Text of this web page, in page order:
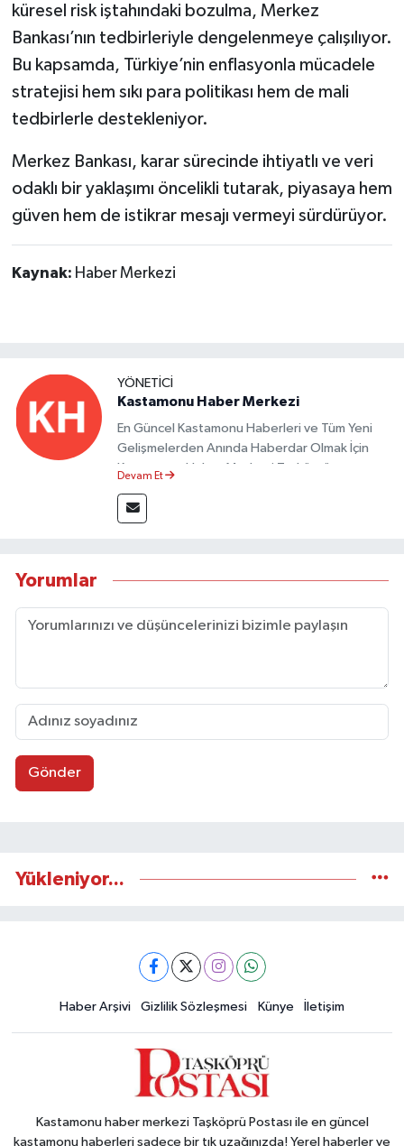
küresel risk iştahındaki bozulma, Merkez
Bankası’nın tedbirleriyle dengelenmeye çalışılıyor.
Bu kapsamda, Türkiye’nin enflasyonla mücadele
stratejisi hem sıkı para politikası hem de mali
tedbirlerle destekleniyor.
Merkez Bankası, karar sürecinde ihtiyatlı ve veri
odaklı bir yaklaşımı öncelikli tutarak, piyasaya hem
güven hem de istikrar mesajı vermeyi sürdürüyor.
Kaynak: Haber Merkezi
YÖNETICI
Kastamonu Haber Merkezi
En Güncel Kastamonu Haberleri ve Tüm Yeni
Gelişmelerden Anında Haberdar Olmak İçin
Kastamonu Haber Merkezi Taşköprü
Devam Et
Yorumlar
Gönder
Yükleniyor...
Haber Arşivi Gizlilik Sözleşmesi Künye İletişim
Kastamonu haber merkezi Taşköprü Postası ile en güncel
kastamonu haberleri sadece bir tık uzağınızda! Yerel haberler ve